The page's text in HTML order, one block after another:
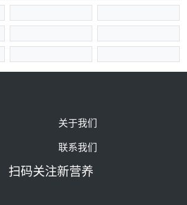
关于我们
联系我们
扫码关注新营养